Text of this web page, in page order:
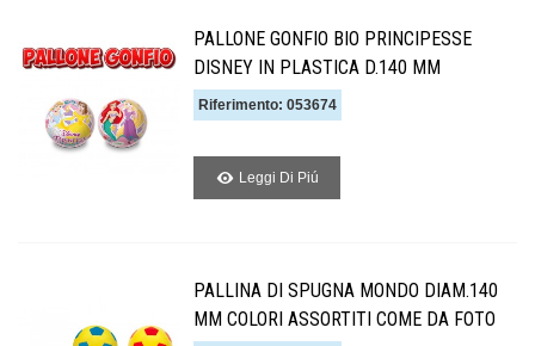
PALLONE GONFIO BIO PRINCIPESSE
DISNEY IN PLASTICA D.140 MM
Riferimento: 053674
Leggi Di Piú
PALLINA DI SPUGNA MONDO DIAM.140
MM COLORI ASSORTITI COME DA FOTO